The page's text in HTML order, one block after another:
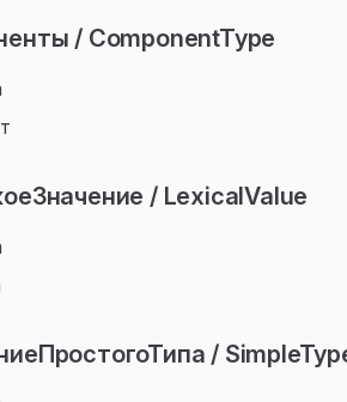
/ ComponentType
/ LexicalValue
/